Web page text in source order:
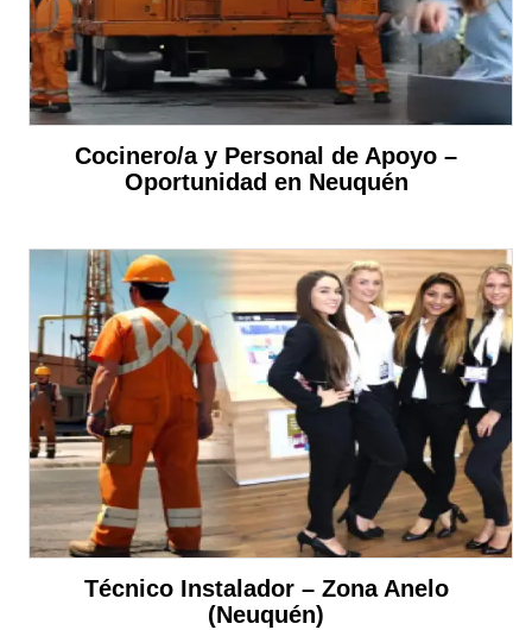
Cocinero/a y Personal de Apoyo –
Oportunidad en Neuquén
Técnico Instalador – Zona Anelo
(Neuquén)